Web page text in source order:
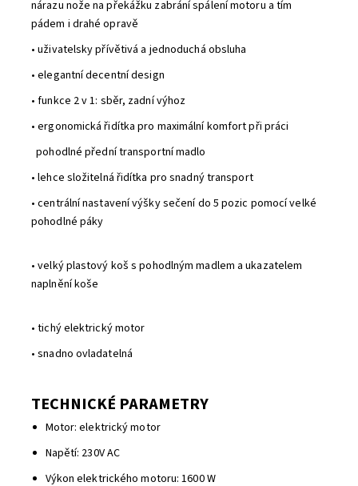
nárazu nože na překážku zabrání spálení motoru a tím
pádem i drahé opravě
• uživatelsky přívětivá a jednoduchá obsluha
• elegantní decentní design
• funkce 2 v 1: sběr, zadní výhoz
• ergonomická řidítka pro maximální komfort při práci
pohodlné přední transportní madlo
• lehce složitelná řidítka pro snadný transport
• centrální nastavení výšky sečení do 5 pozic pomocí velké
pohodlné páky
• velký plastový koš s pohodlným madlem a ukazatelem
naplnění koše
• tichý elektrický motor
• snadno ovladatelná
TECHNICKÉ PARAMETRY
Motor: elektrický motor
Napětí: 230V AC
Výkon elektrického motoru: 1600 W